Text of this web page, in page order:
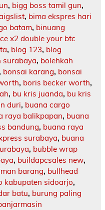
, bigg boss tamil gun,
, bima ekspres hari
batam, binuang
x2 double your btc
, blog 123, blog
surabaya, bolehkah
bonsai karang, bonsai
, boris becker worth,
, bu kris juanda, bu kris
duri, buana cargo
raya balikpapan, buana
bandung, buana raya
surabaya, buana
, bubble wrap
, buildapcsales new,
barang, bullhead
kabupaten sidoarjo,
batu, burung paling